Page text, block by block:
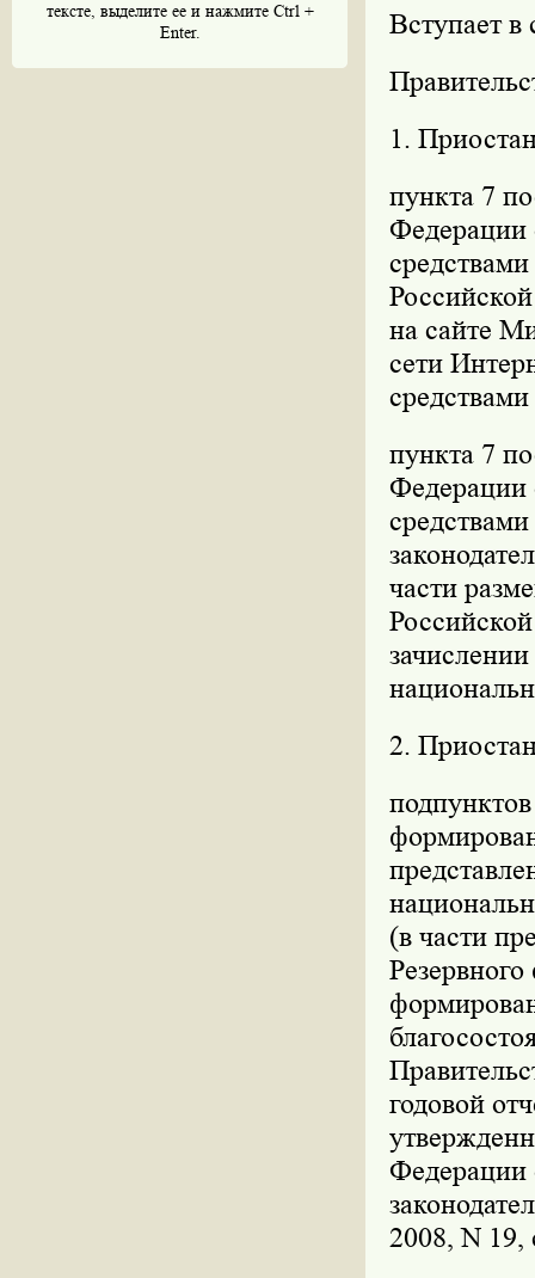
тексте, выделите ее и нажмите Ctrl +
Enter.
Вступает в
1.
пункта 7
Федерации
на сайте
сети
пункта 7
Федерации
части
2.
(в части
годовой
Федерации
2008, N 19,